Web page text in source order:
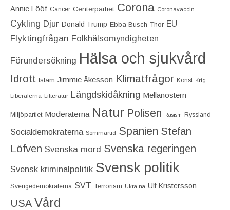
Annie Lööf Cancer Centerpartiet‎ Corona Coronavaccin
Cykling Djur Donald Trump Ebba Busch-Thor EU
Flyktingfrågan Folkhälsomyndigheten
Förundersökning Hälsa och sjukvård
Idrott Islam Jimmie Åkesson Klimatfrågor Konst Krig
Liberalerna Litteratur Längdskidåkning Mellanöstern
Miljöpartiet Moderaterna Natur Polisen Rasism Ryssland
Socialdemokraterna Sommartid Spanien Stefan
Löfven Svenska mord Svenska regeringen
Svensk kriminalpolitik Svensk politik
Sverigedemokraterna SVT Terrorism Ukraina Ulf Kristersson
USA Vård